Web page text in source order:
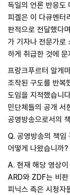
독일의 언론 반응도
피겔은 이 다큐멘터
판적으로 전달했다
가 기자나 전문가로
하게 취급한 것에
프랑크푸르터 알게
조작된 구도를 반복
도임을 지적했습니
민단체들의 공개 서
공영방송으로서의
Q. 공영방송의 책임
어떻게 나왔습니까?
A. 현재 해당 영상
ARD와 ZDF는 비판
피닉스 측은 시청자